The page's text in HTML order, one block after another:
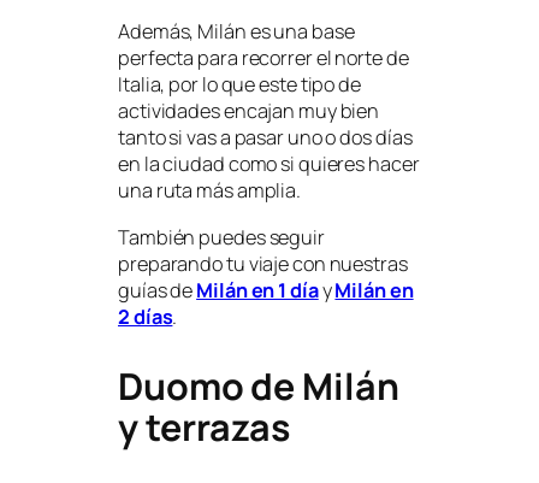
Además, Milán es una base
perfecta para recorrer el norte de
Italia, por lo que este tipo de
actividades encajan muy bien
tanto si vas a pasar uno o dos días
en la ciudad como si quieres hacer
una ruta más amplia.
También puedes seguir
preparando tu viaje con nuestras
guías deMilán en 1 díayMilán en
2 días.
Duomo de Milán
y terrazas